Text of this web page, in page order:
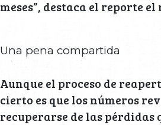
meses”, destaca el reporte
Una pena compartida
Aunque el proceso de
cierto es que los números
recuperarse de las pérdidas